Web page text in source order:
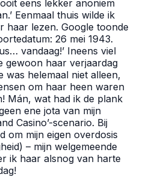
eens lekker anoniem
Eenmaal thuis wilde ik
haar lezen. Google toonde
26 mei 1943.
vandaag!’ Ineens viel
gewoon haar verjaardag
was helemaal niet alleen,
om haar heen waren
Mán, wat had ik de plank
ene jota van mijn
Casino’-scenario. Bij
om mijn eigen overdosis
– mijn welgemeende
ik haar alsnog van harte